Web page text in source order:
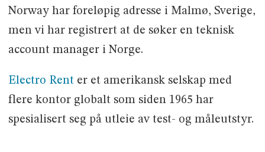
Norway har foreløpig adresse i Malmø, Sverige,
men vi har registrert at de søker en teknisk
account manager i Norge.
Electro Renter et amerikansk selskap med
flere kontor globalt som siden 1965 har
spesialisert seg på utleie av test- og måleutstyr.